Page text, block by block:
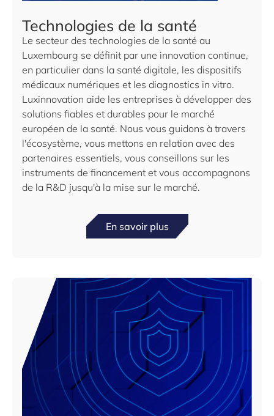
Technologies de la santé
Le secteur des technologies de la santé au
Luxembourg se définit par une innovation continue,
en particulier dans la santé digitale, les dispositifs
médicaux numériques et les diagnostics in vitro.
Luxinnovation aide les entreprises à développer des
solutions fiables et durables pour le marché
européen de la santé. Nous vous guidons à travers
l'écosystème, vous mettons en relation avec des
partenaires essentiels, vous conseillons sur les
instruments de financement et vous accompagnons
de la R&D jusqu'à la mise sur le marché.
En savoir plus